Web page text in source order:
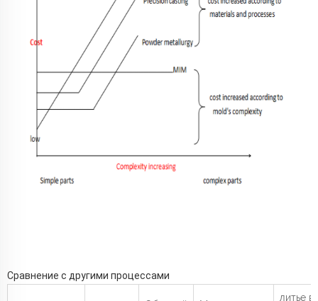
Сравнение с другими процессами
литье в